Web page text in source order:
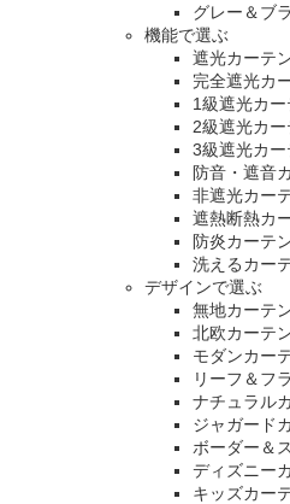
グレー＆ブ
機能で選ぶ
遮光カーテ
完全遮光カ
1級遮光カー
2級遮光カー
3級遮光カー
防音・遮音
非遮光カー
遮熱断熱カ
防炎カーテ
洗えるカー
デザインで選ぶ
無地カーテ
北欧カーテ
モダンカー
リーフ＆フ
ナチュラル
ジャガード
ボーダー＆
ディズニー
キッズカー